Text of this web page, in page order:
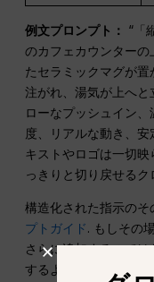
例文プロンプト： “「
のカフェカウンター
たセラミックマグが
注がれ、湯気が上へ
ローなプッシュイン
度、リアルな動き、
キストやロゴは一切
っきりと切り戻せる
構造化された指示のそ
プトガイド. もしその
さらに追加するので
するようにしてくださ